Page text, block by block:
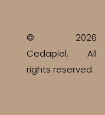
© 2026
Cedapiel. All
rights reserved.